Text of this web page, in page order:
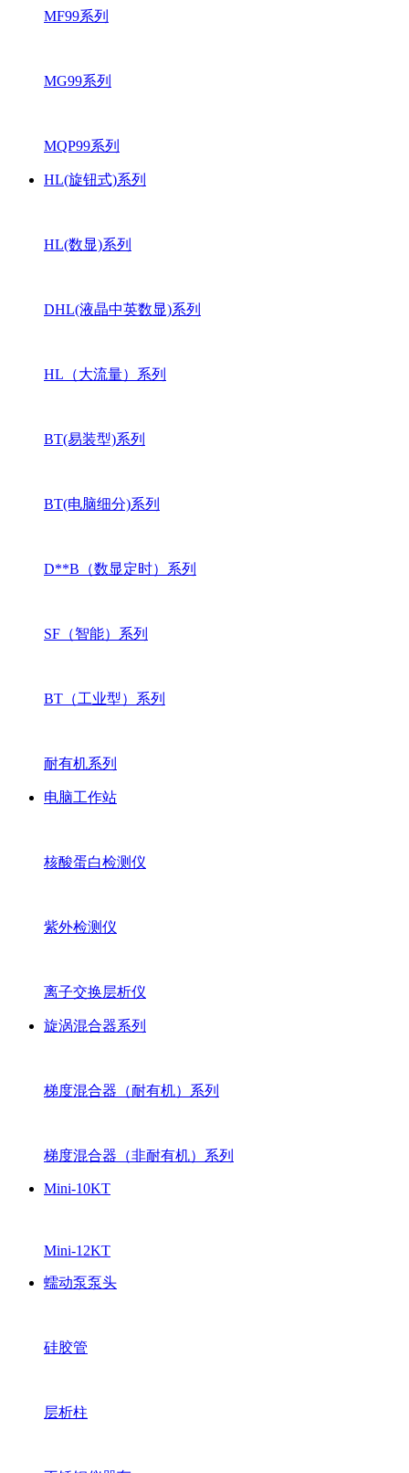
MF99系列
MG99系列
MQP99系列
HL(旋钮式)系列
HL(数显)系列
DHL(液晶中英数显)系列
HL（大流量）系列
BT(易装型)系列
BT(电脑细分)系列
D**B（数显定时）系列
SF（智能）系列
BT（工业型）系列
耐有机系列
电脑工作站
核酸蛋白检测仪
紫外检测仪
离子交换层析仪
旋涡混合器系列
梯度混合器（耐有机）系列
梯度混合器（非耐有机）系列
Mini-10KT
Mini-12KT
蠕动泵泵头
硅胶管
层析柱